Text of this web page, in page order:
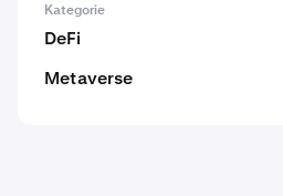
Kategorie
DeFi
Metaverse